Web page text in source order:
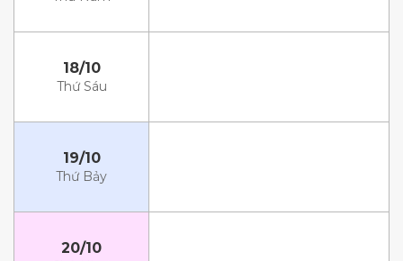
18/10
Thứ Sáu
19/10
Thứ Bảy
20/10